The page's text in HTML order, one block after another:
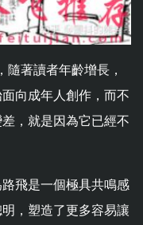
隨著讀者年齡增長，
向成年人創作，而不
，就是因為它已經不
飛是一個極具共鳴感
，塑造了更多容易讓